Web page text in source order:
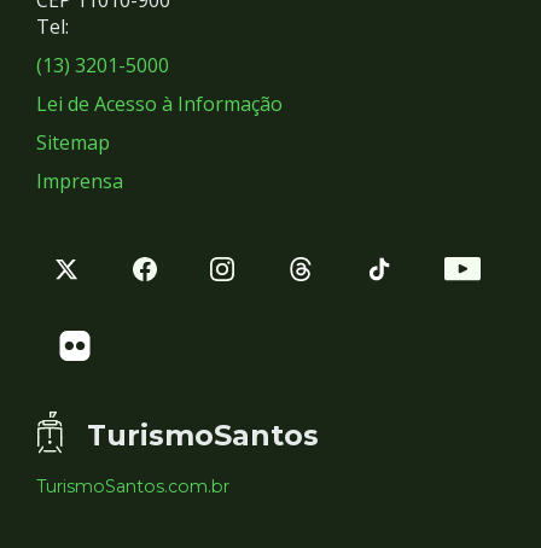
Sociais
Tel:
(13) 3201-5000
Lei de Acesso à Informação
Sitemap
Imprensa
TurismoSantos
TurismoSantos.com.br